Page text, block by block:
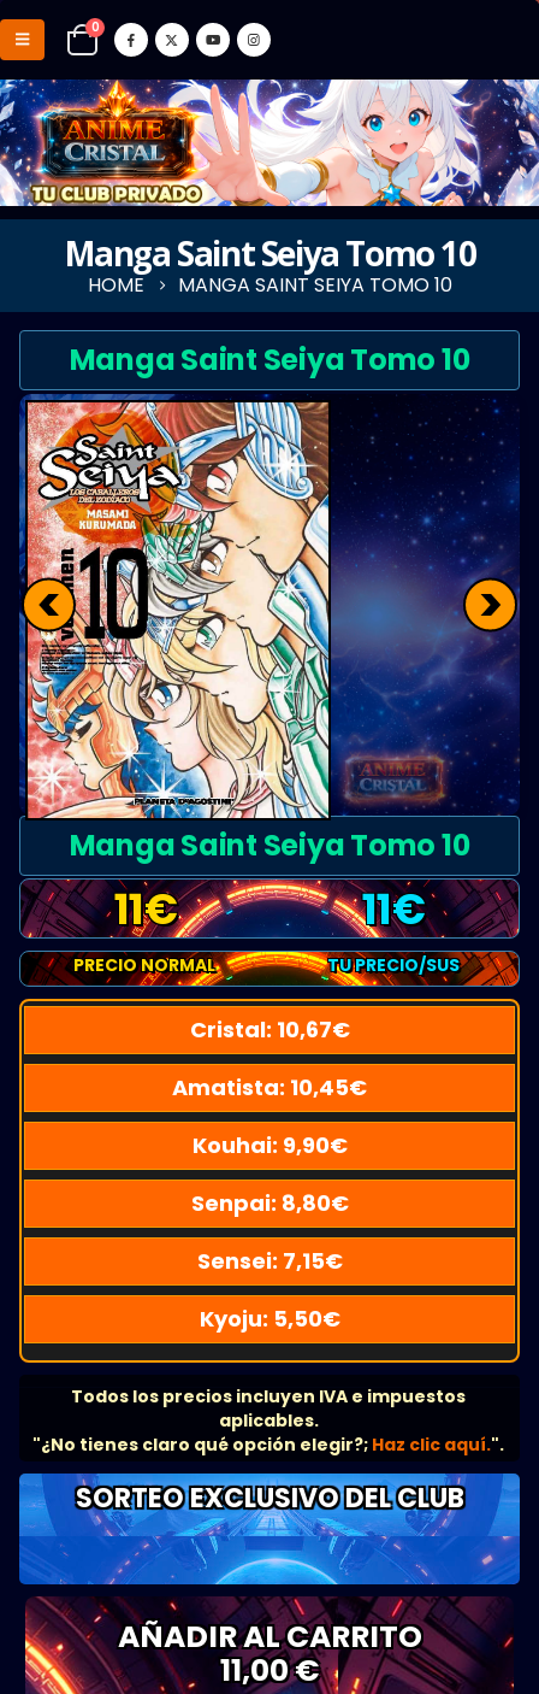
0
Manga Saint Seiya Tomo 10
HOME MANGA SAINT SEIYA TOMO 10
Manga Saint Seiya Tomo 10
< >
Manga Saint Seiya Tomo 10
11€ 11€
PRECIO NORMAL TU PRECIO/SUS
Cristal: 10,67€
Amatista: 10,45€
Kouhai: 9,90€
Senpai: 8,80€
Sensei: 7,15€
Kyoju: 5,50€
Todos los precios incluyen IVA e impuestos
aplicables.
"¿No tienes claro qué opción elegir?; Haz clic aquí.".
SORTEO EXCLUSIVO DEL CLUB
AÑADIR AL CARRITO
11,00 €